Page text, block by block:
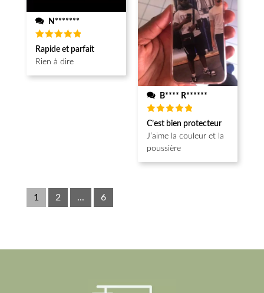
N*******
Note5
sur 5
Rapide et parfait
Rien à dire
B**** R******
Note5
sur 5
C’est bien protecteur
J’aime la couleur et la
poussière
1 2 ... 6